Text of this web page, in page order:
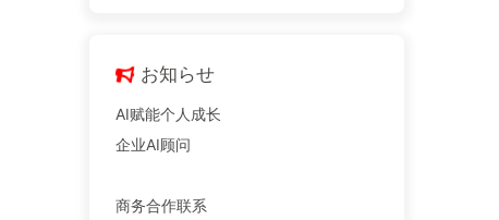
お知らせ
AI赋能个人成长
企业AI顾问
商务合作联系